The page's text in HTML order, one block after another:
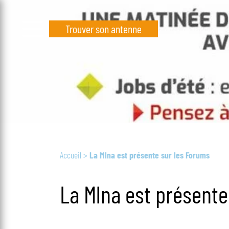
Trouver son antenne
Accueil > La Mlna est présente sur les Forums
La Mlna est